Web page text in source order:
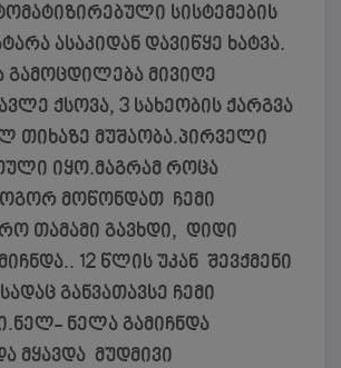
სისტემების
ასაკიდან დავიწყე ხატვა.
გამოცდილება მივიღე
ქსოვა, 3 სახეობის ქარგვა
თიხაზე მუშაობა.პირველი
იყო.მაგრამ როცა
მოწონდათ ჩემი
თამამი გავხდი, დიდი
12 წლის უკან შევქმენი
განვათავსე ჩემი
ნელა გამიჩნდა
მყავდა მუდმივი